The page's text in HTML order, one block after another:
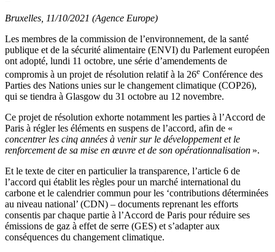
Bruxelles, 11/10/2021 (Agence Europe)
Les membres de la commission de l’environnement, de la santé
publique et de la sécurité alimentaire (ENVI) du Parlement européen
ont adopté, lundi 11 octobre, une série d’amendements de
compromis à un projet de résolution relatif à la 26e Conférence des
Parties des Nations unies sur le changement climatique (COP26),
qui se tiendra à Glasgow du 31 octobre au 12 novembre.
Ce projet de résolution exhorte notamment les parties à l’Accord de
Paris à régler les éléments en suspens de l’accord, afin de «
concentrer les cinq années à venir sur le développement et le
renforcement de sa mise en œuvre et de son opérationnalisation ».
Et le texte de citer en particulier la transparence, l’article 6 de
l’accord qui établit les règles pour un marché international du
carbone et le calendrier commun pour les ‘contributions déterminées
au niveau national’ (CDN) – documents reprenant les efforts
consentis par chaque partie à l’Accord de Paris pour réduire ses
émissions de gaz à effet de serre (GES) et s’adapter aux
conséquences du changement climatique.